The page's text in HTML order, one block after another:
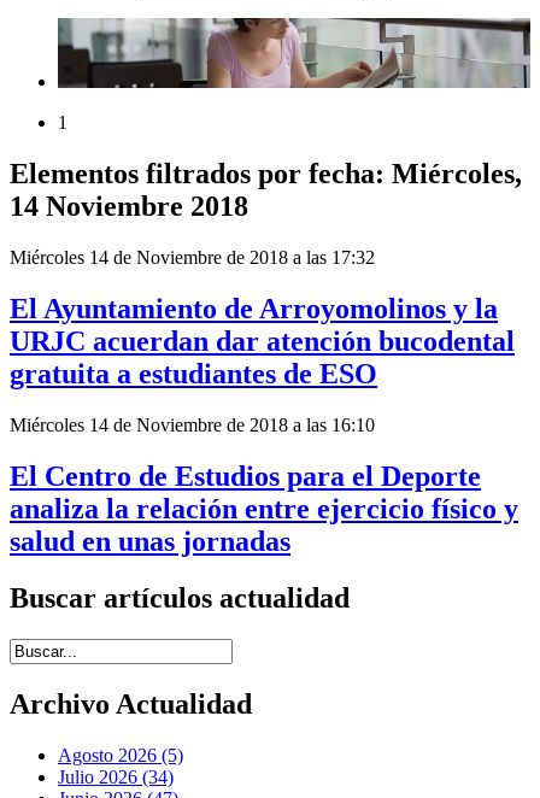
1
Elementos filtrados por fecha: Miércoles,
14 Noviembre 2018
Miércoles 14 de Noviembre de 2018 a las 17:32
El Ayuntamiento de Arroyomolinos y la
URJC acuerdan dar atención bucodental
gratuita a estudiantes de ESO
Miércoles 14 de Noviembre de 2018 a las 16:10
El Centro de Estudios para el Deporte
analiza la relación entre ejercicio físico y
salud en unas jornadas
Buscar artículos actualidad
Introduce términos de búsqueda
Archivo Actualidad
Agosto 2026 (5)
Julio 2026 (34)